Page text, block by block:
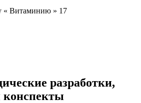
« Витаминию » 17
разработки,
конспекты